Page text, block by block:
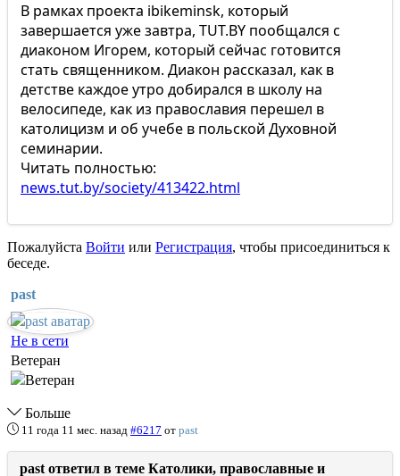
В рамках проекта ibikeminsk, который
завершается уже завтра, TUT.BY пообщался с
диаконом Игорем, который сейчас готовится
стать священником. Диакон рассказал, как в
детстве каждое утро добирался в школу на
велосипеде, как из православия перешел в
католицизм и об учебе в польской Духовной
семинарии.
Читать полностью:
news.tut.by/society/413422.html
Пожалуйста Войти или Регистрация, чтобы присоединиться к
беседе.
past
Не в сети
Ветеран
Больше
11 года 11 мес. назад #6217 от past
past ответил в теме Католики, православные и